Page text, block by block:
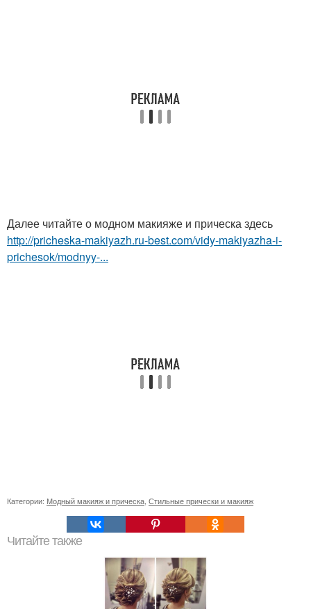
Далее читайте о модном макияже и прическа здесь
http://pricheska-makiyazh.ru-best.com/vidy-makiyazha-i-
prichesok/modnyy-...
Категории: Модный макияж и прическа Стильные прически и макияж
Читайте также